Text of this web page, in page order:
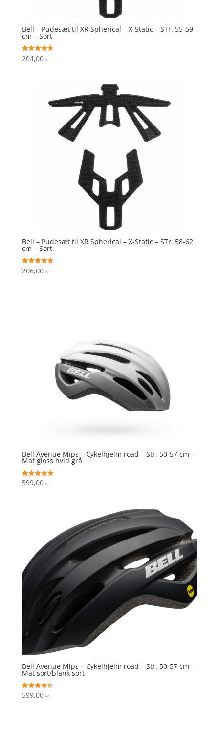
Bell – Pudesæt til XR Spherical – X-Static – STr. 55-59
cm – Sort
Vurderet
4.7
204,00 kr.
Bell – Pudesæt til XR Spherical – X-Static – STr. 58-62
cm – Sort
Vurderet
4.8
206,00 kr.
Bell Avenue Mips – Cykelhjelm road – Str. 50-57 cm –
Mat gloss hvid grå
Vurderet
5
599,00 kr.
Bell Avenue Mips – Cykelhjelm road – Str. 50-57 cm –
Mat sort/blank sort
Vurderet
4.5
599,00 kr.